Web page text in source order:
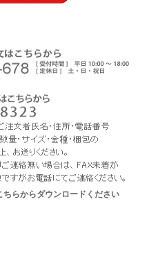
らからダウンロードください